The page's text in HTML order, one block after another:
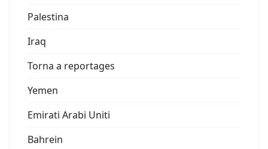
Palestina
Iraq
Torna a reportages
Yemen
Emirati Arabi Uniti
Bahrein